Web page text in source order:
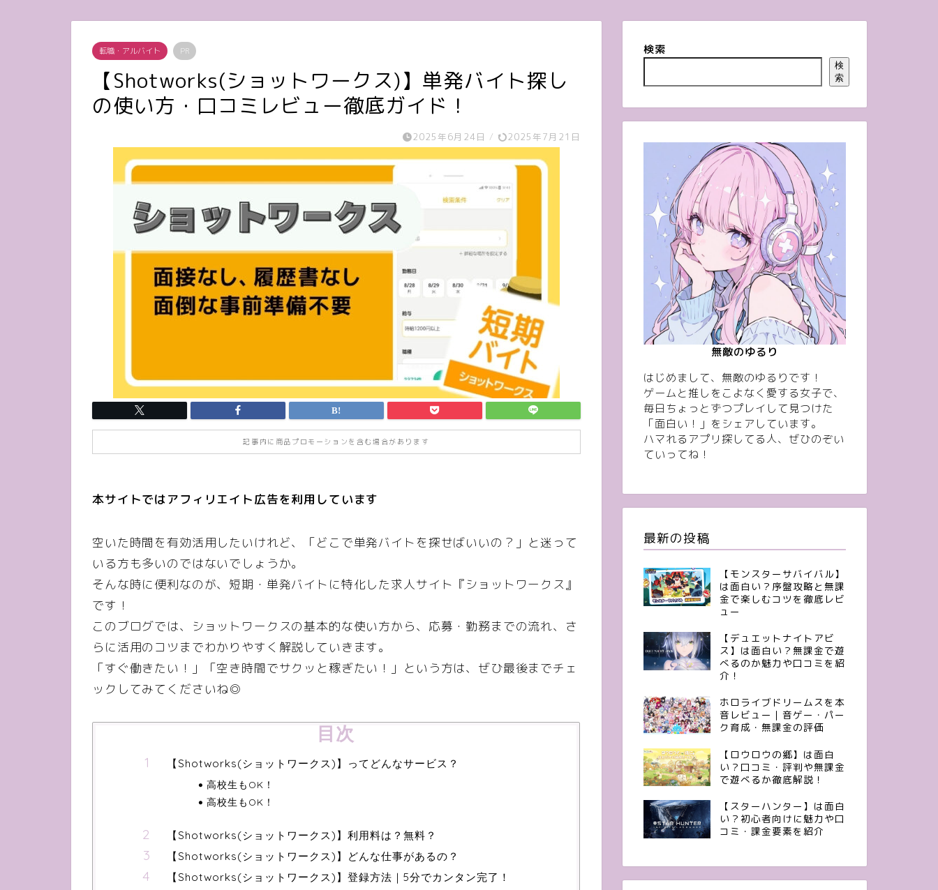
転職・アルバイト PR
【Shotworks(ショットワークス)】単発バイト探し
の使い方・口コミレビュー徹底ガイド！
2025年6月24日 / 2025年7月21日
記事内に商品プロモーションを含む場合があります
本サイトではアフィリエイト広告を利用しています
空いた時間を有効活用したいけれど、「どこで単発バイトを探せばいいの？」と迷って
いる方も多いのではないでしょうか。
そんな時に便利なのが、短期・単発バイトに特化した求人サイト『ショットワークス』
です！
このブログでは、ショットワークスの基本的な使い方から、応募・勤務までの流れ、さ
らに活用のコツまでわかりやすく解説していきます。
「すぐ働きたい！」「空き時間でサクッと稼ぎたい！」という方は、ぜひ最後までチェ
ックしてみてくださいね◎
目次
【Shotworks(ショットワークス)】ってどんなサービス？
高校生もOK！
高校生もOK！
【Shotworks(ショットワークス)】利用料は？無料？
【Shotworks(ショットワークス)】どんな仕事があるの？
【Shotworks(ショットワークス)】登録方法｜5分でカンタン完了！
検索
検
索
無敵のゆるり
はじめまして、無敵のゆるりです！
ゲームと推しをこよなく愛する女子で、
毎日ちょっとずつプレイして見つけた
「面白い！」をシェアしています。
ハマれるアプリ探してる人、ぜひのぞい
ていってね！
最新の投稿
【モンスターサバイバル】
は面白い？序盤攻略と無課
金で楽しむコツを徹底レビ
ュー
【デュエットナイトアビ
ス】は面白い？無課金で遊
べるのか魅力や口コミを紹
介！
ホロライブドリームスを本
音レビュー｜音ゲー・パー
ク育成・無課金の評価
【ロウロウの郷】は面白
い？口コミ・評判や無課金
で遊べるか徹底解説！
【スターハンター】は面白
い？初心者向けに魅力や口
コミ・課金要素を紹介